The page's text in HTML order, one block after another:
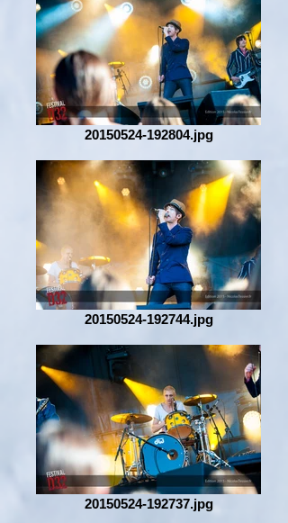
20150524-192804.jpg
20150524-192744.jpg
20150524-192737.jpg